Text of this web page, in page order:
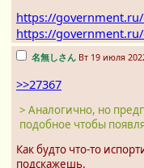
https://
https://
名無しさん Вт 19 июля
>>27367
> Аналогично, но
подобное чтобы
Как будто что-то
подскажешь.